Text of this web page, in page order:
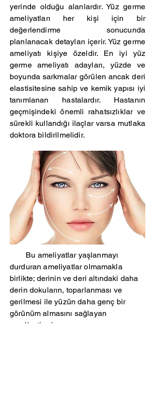
yerinde olduğu alanlardır. Yüz germe
ameliyatları her kişi için bir
değerlendirme sonucunda
planlanacak detayları içerir. Yüz germe
ameliyatı kişiye özeldir. En iyi yüz
germe ameliyatı adayları, yüzde ve
boyunda sarkmalar görülen ancak deri
elastisitesine sahip ve kemik yapısı iyi
tanımlanan hastalardır. Hastanın
geçmişindeki önemli rahatsızlıklar ve
sürekli kullandığı ilaçlar varsa mutlaka
doktora bildirilmelidir.
Bu ameliyatlar yaşlanmayı
durduran ameliyatlar olmamakla
birlikte; derinin ve deri altındaki daha
derin dokuların, toparlanması ve
gerilmesi ile yüzün daha genç bir
görünüm almasını sağlayan
ameliyatlardır.